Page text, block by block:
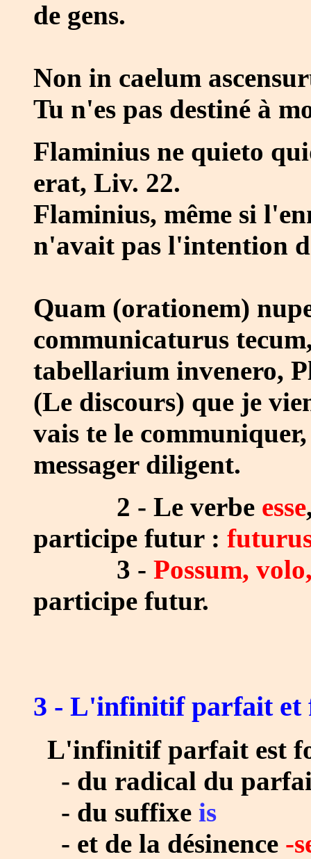
de gens.
Non in caelum
Tu n'es pas destiné à
Flaminius ne quieto
erat, Liv. 22.
Flaminius, même si
n'avait pas l'intention
Quam (orationem)
communicaturus
tabellarium invenero,
(Le discours) que je
vais te le
messager diligent.
2 - Le verbe esse
participe futur :
3 - Possum,
participe futur.
3 - L'infinitif parfait et
L'infinitif parfait est
- du radical du
- du suffixe is
- et de la désinence -